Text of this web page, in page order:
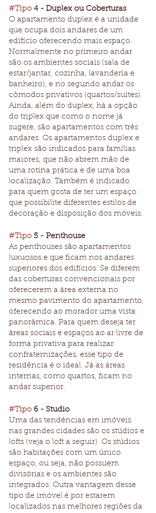
#Tipo 4 - Duplex ou Coberturas
O apartamento duplex é a unidade
que ocupa dois andares de um
edifício oferecendo mais espaço.
Normalmente no primeiro andar
são os ambientes sociais (sala de
estar/jantar, cozinha, lavanderia e
banheiro), e no segundo andar os
cômodos privativos (quartos/suítes).
Ainda, além do duplex, há a opção
do triplex que como o nome já
sugere, são apartamentos com três
andares. Os apartamentos duplex e
triplex são indicados para famílias
maiores, que não abrem mão de
uma rotina prática e de uma boa
localização. Também é indicado
para quem gosta de ter um espaço
que possibilite diferentes estilos de
decoração e disposição dos móveis.
#Tipo 5 - Penthouse
As penthouses são apartamentos
luxuosos e que ficam nos andares
superiores dos edifícios. Se diferem
das coberturas convencionais por
oferecerem a área externa no
mesmo pavimento do apartamento,
oferecendo ao morador uma vista
panorâmica. Para quem deseja ter
áreas sociais e espaços ao ar livre de
forma privativa para realizar
confraternizações, esse tipo de
residência é o ideal. Já as áreas
internas, como quartos, ficam no
andar superior.
#Tipo 6 - Studio
Uma das tendências em imóveis
nas grandes cidades são os stúdios e
lofts (veja o loft a seguir). Os stúdios
são habitações com um único
espaço, ou seja, não possuem
divisórias e os ambientes são
integrados. Outra vantagem desse
tipo de imóvel é por estarem
localizados nas melhores regiões da